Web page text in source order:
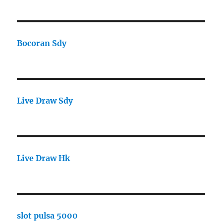
Bocoran Sdy
Live Draw Sdy
Live Draw Hk
slot pulsa 5000